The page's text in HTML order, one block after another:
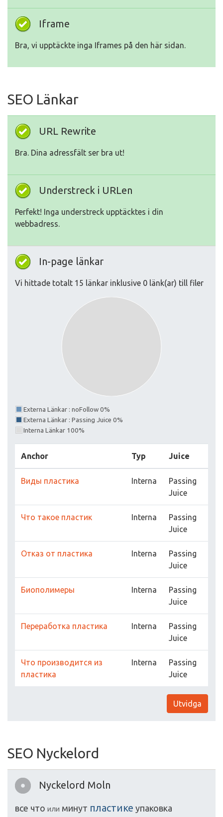
Iframe
Bra, vi upptäckte inga Iframes på den här sidan.
SEO Länkar
URL Rewrite
Bra. Dina adressfält ser bra ut!
Understreck i URLen
Perfekt! Inga understreck upptäcktes i din
webbadress.
In-page länkar
Vi hittade totalt 15 länkar inklusive 0 länk(ar) till filer
Externa Länkar : noFollow 0%
Externa Länkar : Passing Juice 0%
Interna Länkar 100%
Anchor Typ Juice
Виды пластика Interna
Passing
Juice
Что такое пластик Interna
Passing
Juice
Отказ от пластика Interna
Passing
Juice
Биополимеры Interna
Passing
Juice
Переработка пластика Interna
Passing
Juice
Что производится из
пластика
Interna
Passing
Juice
Utvidga
SEO Nyckelord
Nyckelord Moln
все что или минут пластике упаковка